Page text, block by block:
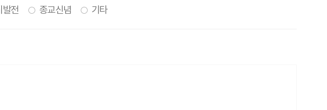
발전 종교신념 기타